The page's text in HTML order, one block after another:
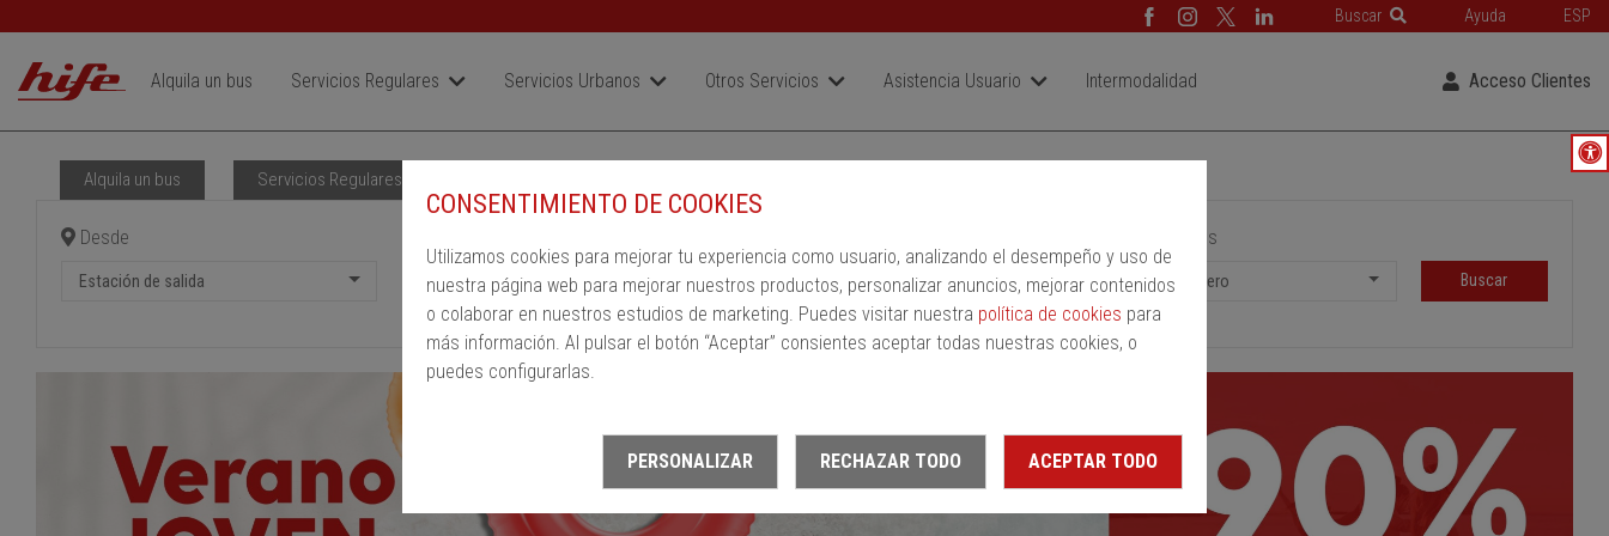
CONSENTIMIENTO DE COOKIES
Utilizamos cookies para mejorar tu experiencia como usuario, analizando el desempeño y uso de
nuestra página web para mejorar nuestros productos, personalizar anuncios, mejorar contenidos
o colaborar en nuestros estudios de marketing. Puedes visitar nuestra política de cookies para
más información. Al pulsar el botón “Aceptar” consientes aceptar todas nuestras cookies, o
puedes configurarlas.
PERSONALIZAR RECHAZAR TODO ACEPTAR TODO
Buscar Ayuda ESP
Alquila un bus Servicios Regulares Servicios Urbanos Otros Servicios Asistencia Usuario Intermodalidad Acceso Clientes
Alquila un bus Servicios Regulares
Desde
Estación de salida Estación de llegada
Pasajeros
1 Pasajero Buscar